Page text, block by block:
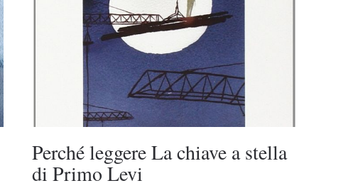
Perché leggere La chiave a stella
di Primo Levi